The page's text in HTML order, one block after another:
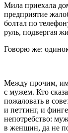
Мила приехала
предприятие
болтал по
руль, подвергая
Говорю же:
Между прочим,
с мужем. Кто
пожаловать в
и петтинг, и
непотребство:
в женщин, да не